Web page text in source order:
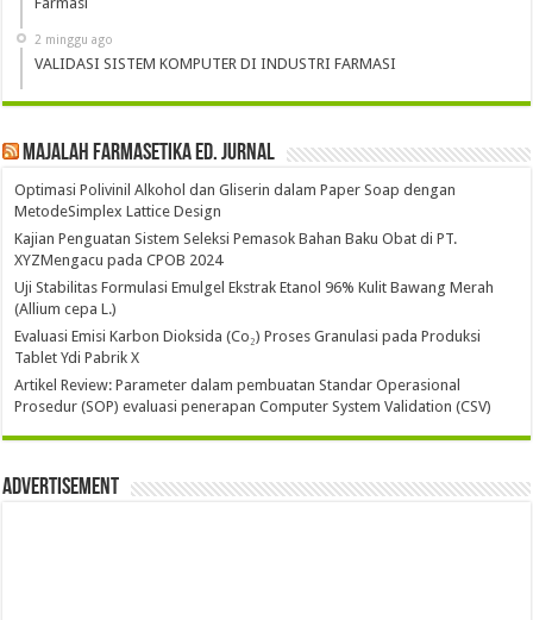
2 minggu ago
VALIDASI SISTEM KOMPUTER DI INDUSTRI FARMASI
Majalah Farmasetika Ed. Jurnal
Optimasi Polivinil Alkohol dan Gliserin dalam Paper Soap dengan
MetodeSimplex Lattice Design
Kajian Penguatan Sistem Seleksi Pemasok Bahan Baku Obat di PT.
XYZMengacu pada CPOB 2024
Uji Stabilitas Formulasi Emulgel Ekstrak Etanol 96% Kulit Bawang Merah
(Allium cepa L.)
Evaluasi Emisi Karbon Dioksida (Co₂) Proses Granulasi pada Produksi
Tablet Ydi Pabrik X
Artikel Review: Parameter dalam pembuatan Standar Operasional
Prosedur (SOP) evaluasi penerapan Computer System Validation (CSV)
Advertisement